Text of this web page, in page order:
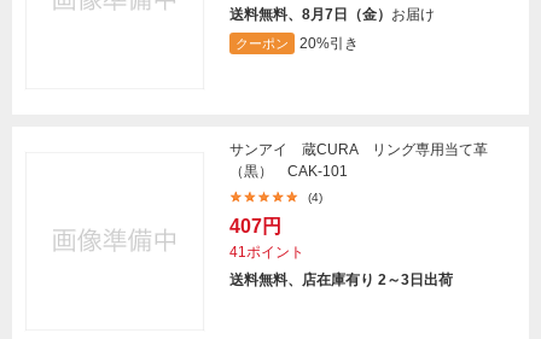
送料無料、8月7日（金） お届け
クーポン 20%引き
サンアイ 蔵CURA リング専用当て革
（黒） CAK-101
(4)
407円
41ポイント
送料無料、店在庫有り 2～3日出荷